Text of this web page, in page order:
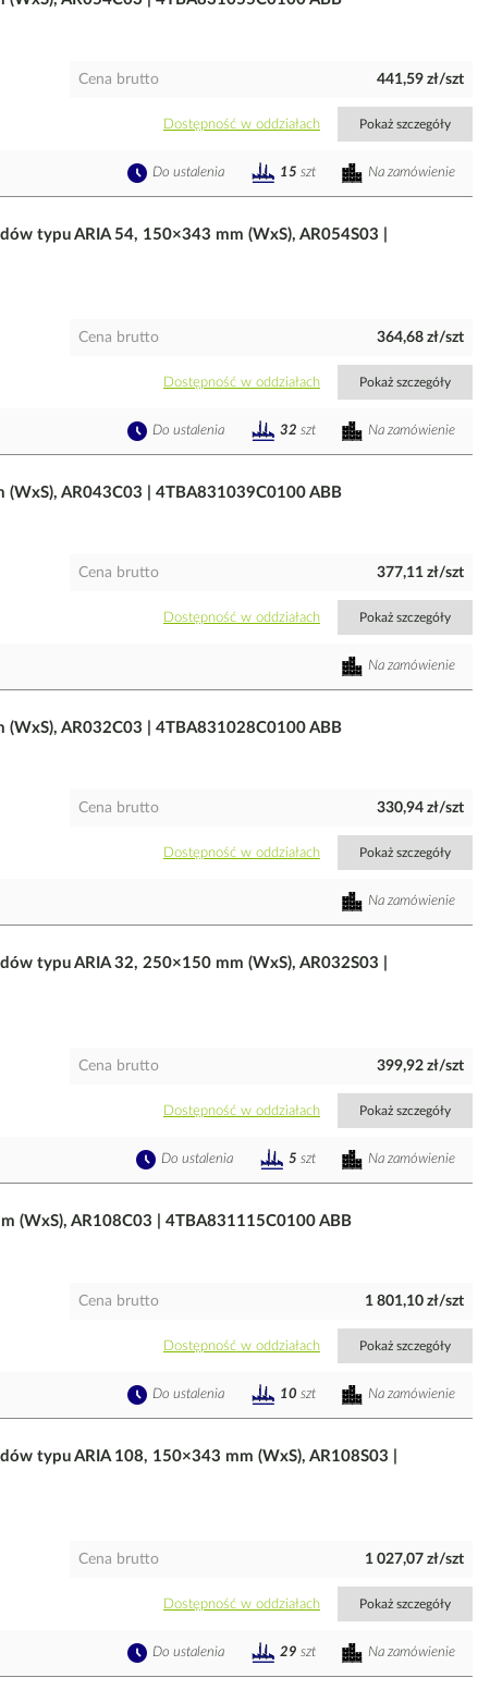
Cena brutto 441,59 zł/szt
Dostępność w oddziałach Pokaż szczegóły
Na zamówienie
Do ustalenia 15 szt
typu ARIA 54, 150×343 mm (WxS), AR054S03 |
Cena brutto 364,68 zł/szt
Dostępność w oddziałach Pokaż szczegóły
Na zamówienie
Do ustalenia 32 szt
AR043C03 | 4TBA831039C0100 ABB
Cena brutto 377,11 zł/szt
Dostępność w oddziałach Pokaż szczegóły
Na zamówienie
AR032C03 | 4TBA831028C0100 ABB
Cena brutto 330,94 zł/szt
Dostępność w oddziałach Pokaż szczegóły
Na zamówienie
typu ARIA 32, 250×150 mm (WxS), AR032S03 |
Cena brutto 399,92 zł/szt
Dostępność w oddziałach Pokaż szczegóły
Na zamówienie
Do ustalenia 5 szt
(WxS), AR108C03 | 4TBA831115C0100 ABB
Cena brutto 1 801,10 zł/szt
Dostępność w oddziałach Pokaż szczegóły
Na zamówienie
Do ustalenia 10 szt
typu ARIA 108, 150×343 mm (WxS), AR108S03 |
Cena brutto 1 027,07 zł/szt
Dostępność w oddziałach Pokaż szczegóły
Na zamówienie
Do ustalenia 29 szt